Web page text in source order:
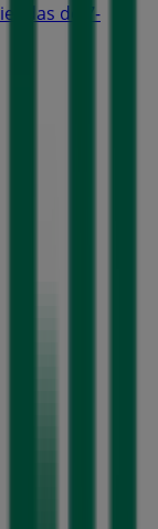
de 7-